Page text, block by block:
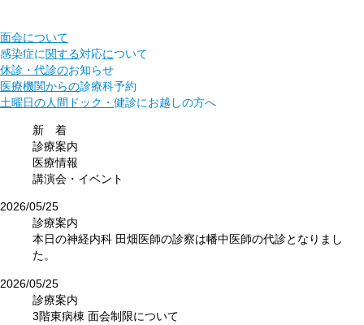
面会について
感染症に関する対応について
休診・代診のお知らせ
医療機関からの診療科予約
土曜日の人間ドック・ 健診にお越しの方へ
新 着
診療案内
医療情報
講演会・イベント
2026/05/25
診療案内
本日の神経内科 田畑医師の診察は幡中医師の代診となりまし
た。
2026/05/25
診療案内
3階東病棟 面会制限について